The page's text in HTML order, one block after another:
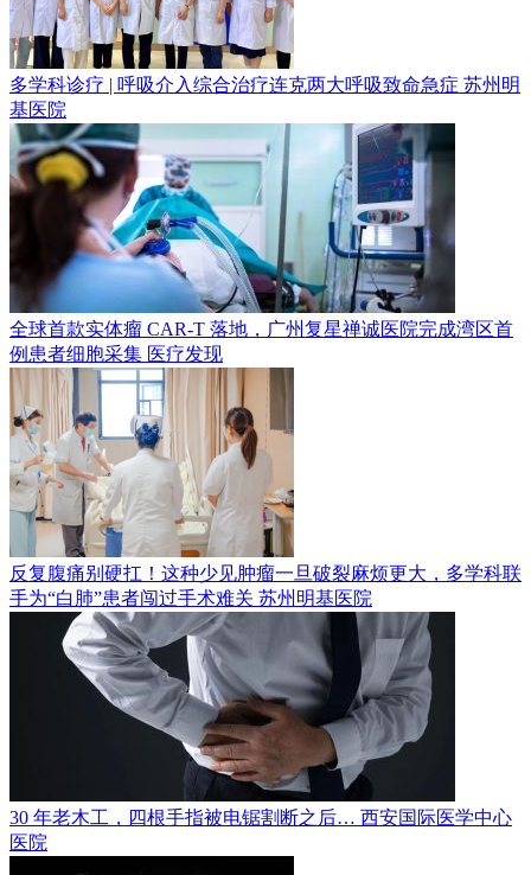
多学科诊疗 | 呼吸介入综合治疗连克两大呼吸致命急症 苏州明
基医院
全球首款实体瘤 CAR-T 落地，广州复星禅诚医院完成湾区首
例患者细胞采集 医疗发现
反复腹痛别硬扛！这种少见肿瘤一旦破裂麻烦更大，多学科联
手为“白肺”患者闯过手术难关 苏州明基医院
30 年老木工，四根手指被电锯割断之后… 西安国际医学中心
医院